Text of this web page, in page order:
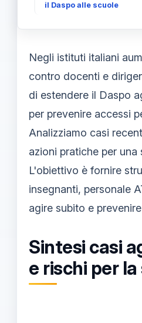
il Daspo alle scuole
Negli istituti italiani
contro docenti e
di estendere il Daspo
per prevenire accessi
Analizziamo casi
azioni pratiche per una
L'obiettivo è fornire
insegnanti, personale
agire subito e
Sintesi casi
e rischi per